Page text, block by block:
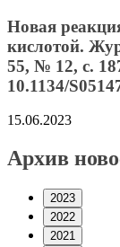
Новая
кислотой.
55, № 12, с.
10.1134/
15.06.2023
Архив
2023
2022
2021